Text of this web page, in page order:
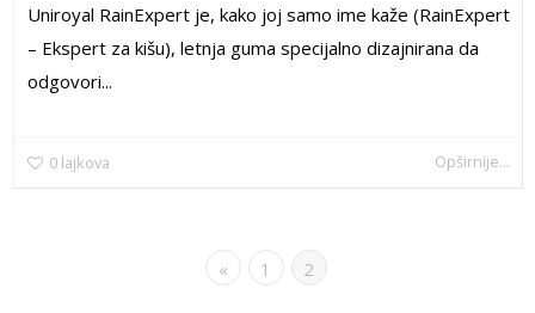
Uniroyal RainExpert je, kako joj samo ime kaže (RainExpert
– Ekspert za kišu), letnja guma specijalno dizajnirana da
odgovori...
0 lajkova Opširnije...
« 1 2